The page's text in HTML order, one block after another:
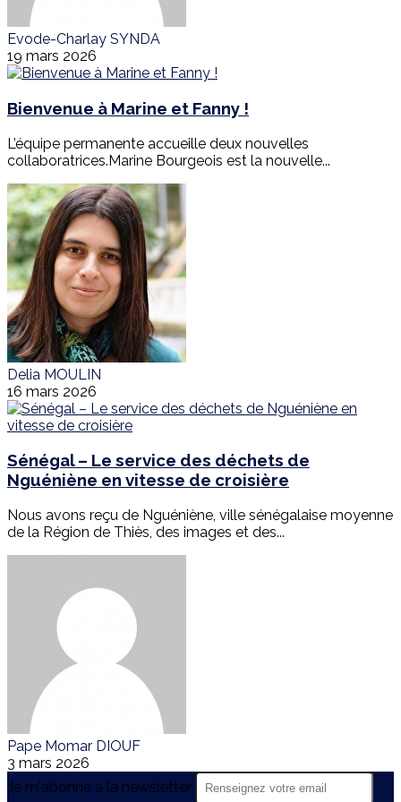
Evode-Charlay SYNDA
19 mars 2026
Bienvenue à Marine et Fanny !
L’équipe permanente accueille deux nouvelles
collaboratrices.Marine Bourgeois est la nouvelle...
Delia MOULIN
16 mars 2026
Sénégal – Le service des déchets de
Nguéniène en vitesse de croisière
Nous avons reçu de Nguéniène, ville sénégalaise moyenne
de la Région de Thiès, des images et des...
Pape Momar DIOUF
3 mars 2026
Je m'abonne à la newsletter